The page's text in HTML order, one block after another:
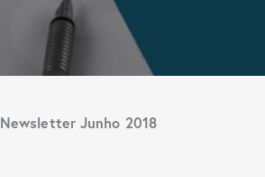
Newsletter Junho 2018